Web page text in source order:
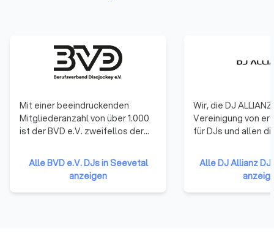
Mit einer beeindruckenden
Mitgliederanzahl von über 1.000
ist der BVD e.V. zweifellos der
Europa. Unsere Wurzeln reichen
zurück bis ins Jahr 1982, als der
BVD e.V. in Münster ins Leben
gerufen wurde. Seitdem sind wir
Alle BVD e.V. DJs in Seevetal
anzeigen
Wir, die DJ
Vereinigung von
für DJs und allen
Branche Fuß
gerade erst
einfach ein Herz
die Szene hast.
Alle DJ Allianz